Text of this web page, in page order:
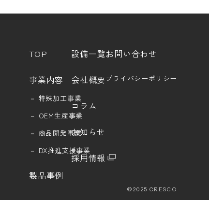
TOP
事業内容
－ 特殊加工事業
－ OEM生産事業
－ 商品開発事業
－ DX推進支援事業
製品事例
設備一覧
会社概要
コラム
お知らせ
採用情報
お問い合わせ
プライバシーポリシー
©2025 CRESCO